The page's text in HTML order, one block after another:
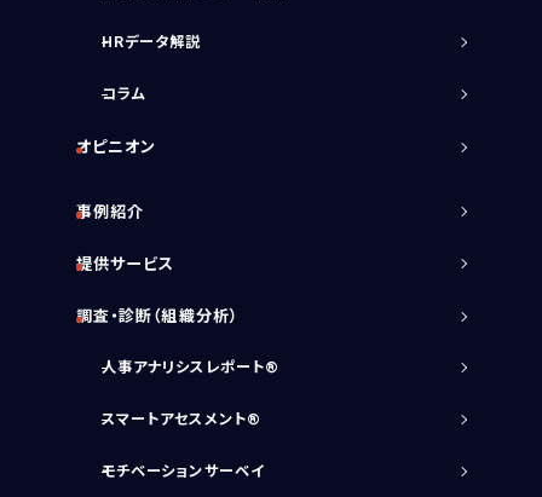
HRデータ解説
コラム
オピニオン
事例紹介
提供サービス
調査・診断（組織分析）
人事アナリシスレポート®
スマートアセスメント®
モチベーションサーベイ